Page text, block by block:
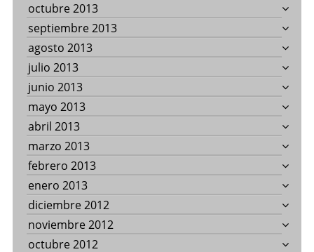
octubre 2013
septiembre 2013
agosto 2013
julio 2013
junio 2013
mayo 2013
abril 2013
marzo 2013
febrero 2013
enero 2013
diciembre 2012
noviembre 2012
octubre 2012